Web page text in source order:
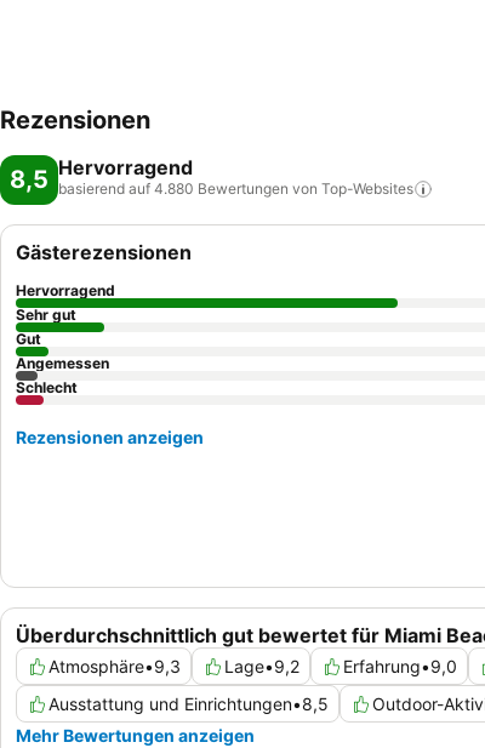
Rezensionen
8,5 Hervorragend
basierend auf 4.880 Bewertungen von Top-Websites
Überdurchschnittlich gut bewertet für Miami
Atmosphäre•9,3 Lage•9,2 Erfahrung•9,0
Ausstattung und Einrichtungen•8,5 Outdoor-
Mehr Bewertungen anzeigen
Gästerezensionen
Hervorragend
Sehr gut
Gut
Angemessen
Schlecht
Rezensionen anzeigen